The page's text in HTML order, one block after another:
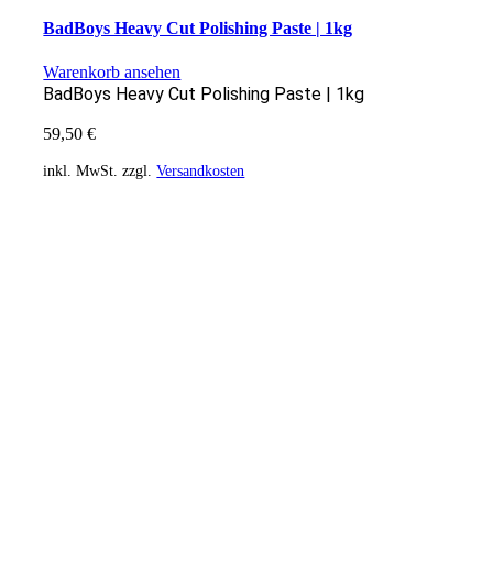
BadBoys Heavy Cut Polishing Paste | 1kg
Warenkorb ansehen
BadBoys Heavy Cut Polishing Paste | 1kg
59,50€
inkl. MwSt. zzgl.Versandkosten